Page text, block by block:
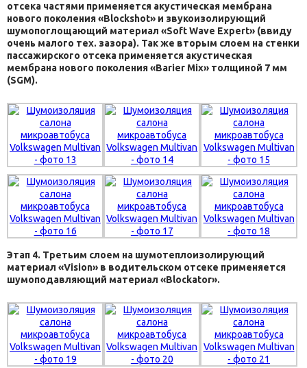
отсека частями применяется акустическая мембрана
нового поколения «Blockshot» и звукоизолирующий
шумопоглощающий материал «Soft Wave Expert» (ввиду
очень малого тех. зазора). Так же вторым слоем на стенки
пассажирского отсека применяется акустическая
мембрана нового поколения «Barier Mix» толщиной 7 мм
(SGM).
Этап 4. Третьим слоем на шумотеплоизолирующий
материал «Vision» в водительском отсеке применяется
шумоподавляющий материал «Blockator».